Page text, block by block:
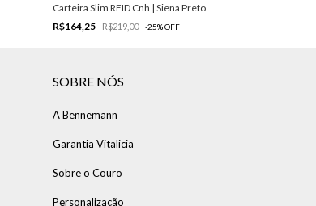
Carteira Slim RFID Cnh | Siena Preto
R$164,25
R$219,00 -25%OFF
SOBRE NÓS
A Bennemann
Garantia Vitalicia
Sobre o Couro
Personalização